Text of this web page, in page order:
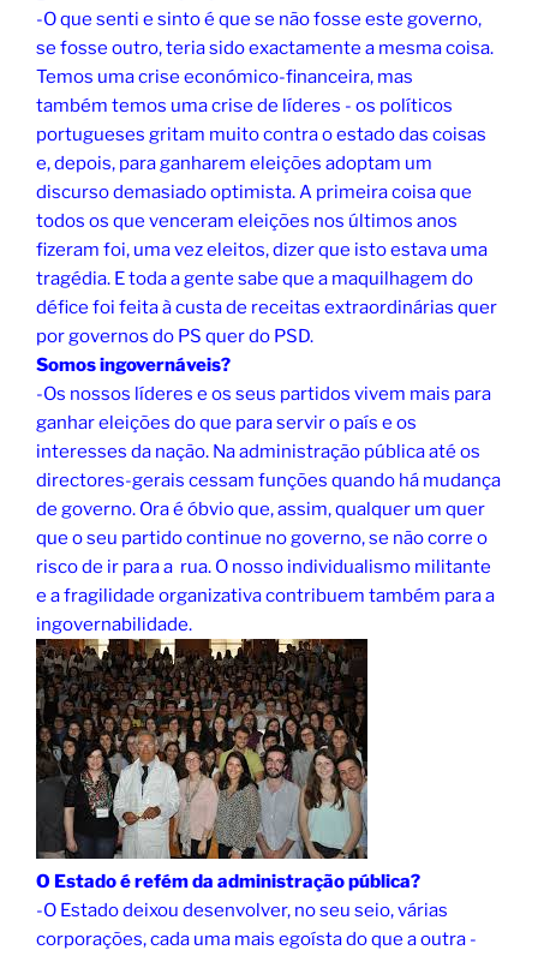
-O que senti e sinto é que se não fosse este governo,
se fosse outro, teria sido exactamente a mesma coisa.
Temos uma crise económico-financeira, mas
também temos uma crise de líderes - os políticos
portugueses gritam muito contra o estado das coisas
e, depois, para ganharem eleições adoptam um
discurso demasiado optimista. A primeira coisa que
todos os que venceram eleições nos últimos anos
fizeram foi, uma vez eleitos, dizer que isto estava uma
tragédia. E toda a gente sabe que a maquilhagem do
défice foi feita à custa de receitas extraordinárias quer
por governos do PS quer do PSD.
Somos ingovernáveis?
-Os nossos líderes e os seus partidos vivem mais para
ganhar eleições do que para servir o país e os
interesses da nação. Na administração pública até os
directores-gerais cessam funções quando há mudança
de governo. Ora é óbvio que, assim, qualquer um quer
que o seu partido continue no governo, se não corre o
risco de ir para a rua. O nosso individualismo militante
e a fragilidade organizativa contribuem também para a
ingovernabilidade.
O Estado é refém da administração pública?
-O Estado deixou desenvolver, no seu seio, várias
corporações, cada uma mais egoísta do que a outra -